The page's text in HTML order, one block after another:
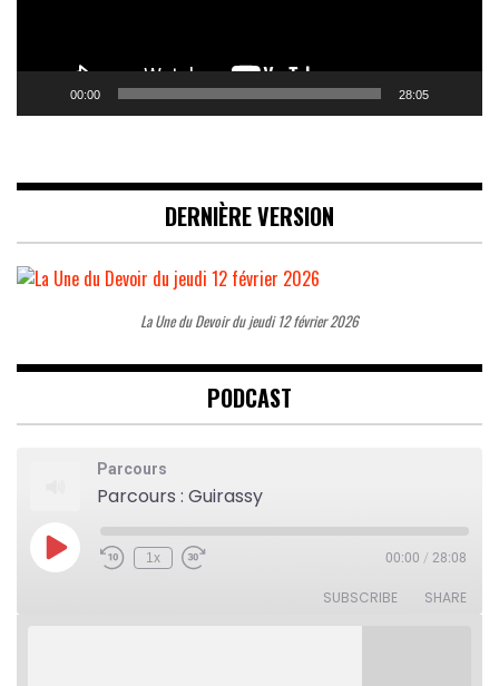
00:00 28:05
DERNIÈRE VERSION
La Une du Devoir du jeudi 12 février 2026
PODCAST
Parcours
Parcours : Guirassy
Play
Episode
Rewind
1x
Fast
00:00 / 28:08
SUBSCRIBE SHARE